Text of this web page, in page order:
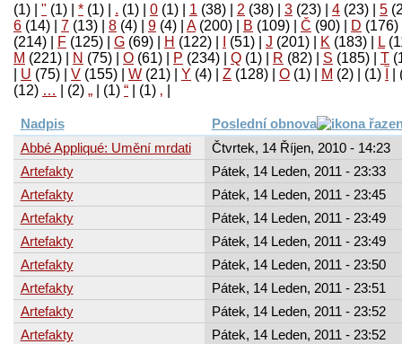
(1) " (1) * (1) . (1) 0 (1) 1 (38) 2 (38) 3 (23) 4 (23) 5
6 (14) 7 (13) 8 (4) 9 (4) A(200) B (109) Č (90) D (176)
(214)
F (125) G (69) H (122) (51) J (201) K (183) L
M (221) N (75) O (61) P (234) Q (1) R (82) S (185) T
U (75) V (155) W (21) Y (4) Z (128) Ο (1) М (2)
(1)
‚
(1)
“
(1)
„
(2)
…
(12)
Nadpis
Poslední obnova
Abbé Appliqué: Umění mrdati
Čtvrtek, 14 Říjen, 2010 - 14:23
Artefakty
Pátek, 14 Leden, 2011 - 23:33
Artefakty
Pátek, 14 Leden, 2011 - 23:45
Artefakty
Pátek, 14 Leden, 2011 - 23:49
Artefakty
Pátek, 14 Leden, 2011 - 23:49
Artefakty
Pátek, 14 Leden, 2011 - 23:50
Artefakty
Pátek, 14 Leden, 2011 - 23:51
Artefakty
Pátek, 14 Leden, 2011 - 23:52
Artefakty
Pátek, 14 Leden, 2011 - 23:52